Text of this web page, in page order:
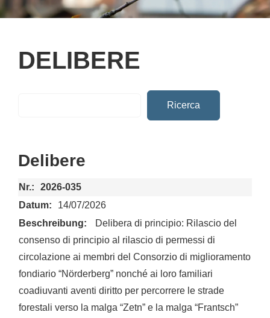
DELIBERE
Ricerca
Delibere
2026-035
14/07/2026
Delibera di principio: Rilascio del
consenso di principio al rilascio di permessi di
circolazione ai membri del Consorzio di miglioramento
fondiario “Nörderberg” nonché ai loro familiari
coadiuvanti aventi diritto per percorrere le strade
forestali verso la malga “Zetn” e la malga “Frantsch”